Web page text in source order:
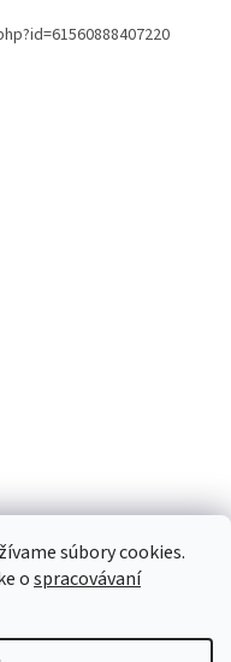
súbory cookies.
ospracovávaníosobných